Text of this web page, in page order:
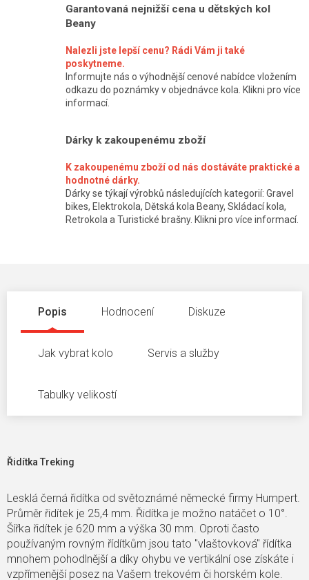
Garantovaná nejnižší cena u dětských kol
Beany
Nalezli jste lepší cenu? Rádi Vám ji také
poskytneme.
Informujte nás o výhodnější cenové nabídce vložením
odkazu do poznámky v objednávce kola. Klikni pro více
informací.
Dárky k zakoupenému zboží
K zakoupenému zboží od nás dostáváte praktické a
hodnotné dárky.
Dárky se týkají výrobků následujících kategorií: Gravel
bikes, Elektrokola, Dětská kola Beany, Skládací kola,
Retrokola a Turistické brašny. Klikni pro více informací.
Popis Hodnocení Diskuze
Jak vybrat kolo Servis a služby
Tabulky velikostí
Řidítka Treking
Lesklá černá řidítka od světoznámé německé firmy Humpert.
Průměr řidítek je 25,4 mm. Řidítka je možno natáčet o 10°.
Šířka řidítek je 620 mm a výška 30 mm. Oproti často
používaným rovným řídítkům jsou tato "vlaštovková" řídítka
mnohem pohodlnější a díky ohybu ve vertikální ose získáte i
vzpřímenější posez na Vašem trekovém či horském kole.